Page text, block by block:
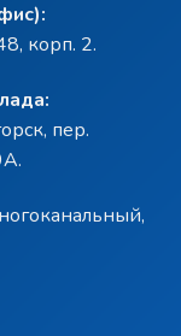
корп. 2.
пер.